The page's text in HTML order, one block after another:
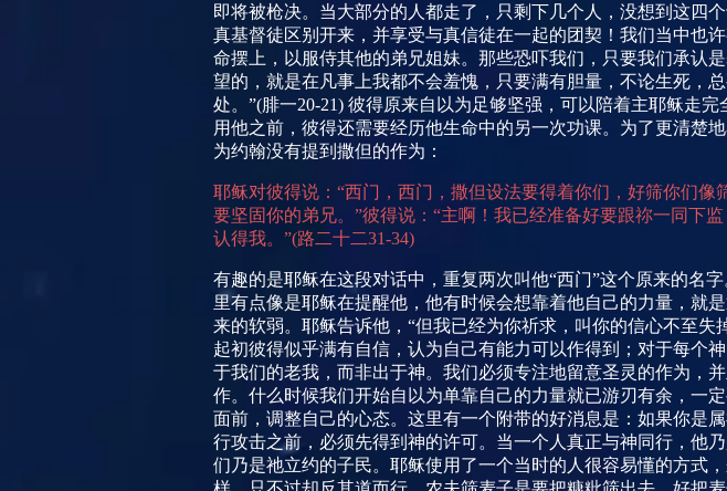
即将被枪决。当大部分的人都走了，只剩下几个人，没想到这四
真基督徒区别开来，并享受与真信徒在一起的团契！我们当中也
命摆上，以服侍其他的弟兄姐妹。那些恐吓我们，只要我们承认
望的，就是在凡事上我都不会羞愧，只要满有胆量，不论生死，
处。”(腓一20-21) 彼得原来自以为足够坚强，可以陪着主耶稣走
用他之前，彼得还需要经历他生命中的另一次功课。为了更清楚
为约翰没有提到撒但的作为：
耶稣对彼得说：“西门，西门，撒但设法要得着你们，好筛你们
要坚固你的弟兄。”彼得说：“主啊！我已经准备好要跟祢一同下
认得我。”(路二十二31-34)
有趣的是耶稣在这段对话中，重复两次叫他“西门”这个原来的名
里有点像是耶稣在提醒他，他有时候会想靠着他自己的力量，就
来的软弱。耶稣告诉他，“但我已经为你祈求，叫你的信心不至
起初彼得似乎满有自信，认为自己有能力可以作得到；对于每个
于我们的老我，而非出于神。我们必须专注地留意圣灵的作为，
作。什么时候我们开始自以为单靠自己的力量就已游刃有余，一
面前，调整自己的心态。这里有一个附带的好消息是：如果你是
行攻击之前，必须先得到神的许可。当一个人真正与神同行，他
们乃是祂立约的子民。耶稣使用了一个当时的人很容易懂的方式